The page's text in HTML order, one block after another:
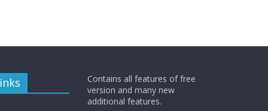
Contains all features of free
version and many new
additional features.